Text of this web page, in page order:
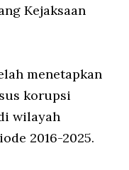
Kejaksaan
menetapkan
korupsi
wilayah
2016-2025.